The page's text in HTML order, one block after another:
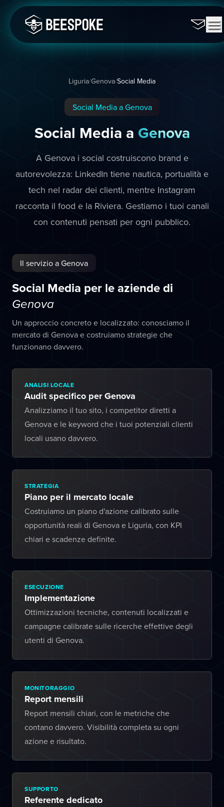
Liguria/Genova/Social Media
Social Media a Genova
Social Media a Genova
A Genova i social costruiscono brand e
autorevolezza: LinkedIn tiene nautica, portualità e
tech nel radar dei clienti, mentre Instagram
racconta il food e la Riviera. Gestiamo i tuoi canali
con contenuti pensati per ogni pubblico.
Il servizio a Genova
Social Media per le aziende di
Genova
Un approccio concreto e localizzato: conosciamo il
mercato di Genova e costruiamo strategie che
funzionano davvero.
ANALISI LOCALE
Audit specifico per Genova
Analizziamo il tuo sito, i competitor diretti a
Genova e le keyword che i tuoi potenziali clienti
locali usano davvero.
STRATEGIA
Piano per il mercato locale
Costruiamo un piano d'azione calibrato sulle
opportunità reali di Genova e Liguria, con KPI
chiari e scadenze definite.
ESECUZIONE
Implementazione
Ottimizzazioni tecniche, contenuti localizzati e
campagne calibrate sulle ricerche effettive degli
utenti di Genova.
MONITORAGGIO
Report mensili
Report mensili chiari, con le metriche che
contano davvero. Visibilità completa su ogni
azione e risultato.
SUPPORTO
Referente dedicato